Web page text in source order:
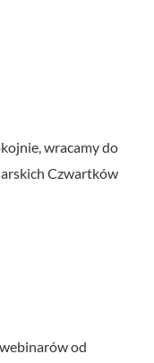
wracamy do
Czwartków
od